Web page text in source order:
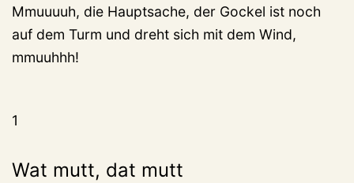
Mmuuuuh, die Hauptsache, der Gockel ist noch
auf dem Turm und dreht sich mit dem Wind,
mmuuhhh!
1
Wat mutt, dat mutt